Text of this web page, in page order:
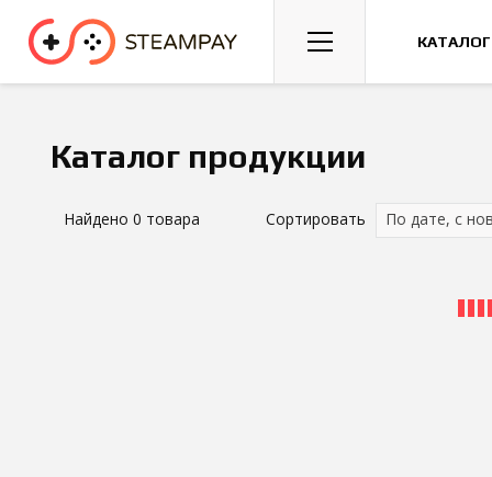
Спорт Гонки Казуальные
Каталог продукции
Найдено 0 товара Сортировать По дате, с